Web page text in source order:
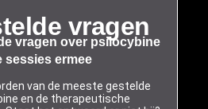
vragen
vragen over psilocybine
sessies ermee
van de meeste gestelde
en de therapeutische